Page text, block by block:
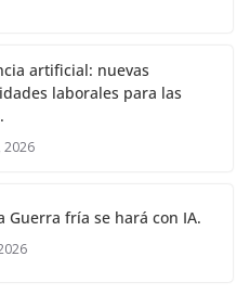
artificial: nuevas
laborales para las
2026
Guerra fría se hará con IA.